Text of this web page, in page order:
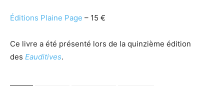
Éditions Plaine Page – 15 €
Ce livre a été présenté lors de la quinzième édition
des Eauditives.